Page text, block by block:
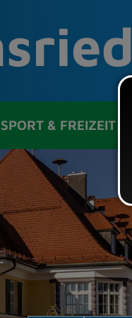
SPORT & FREIZEIT